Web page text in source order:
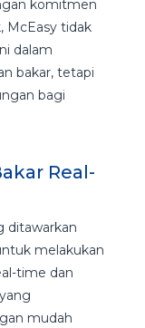
komitmen
McEasy tidak
dalam
bakar, tetapi
bagi
Real-
ditawarkan
melakukan
time dan
mudah